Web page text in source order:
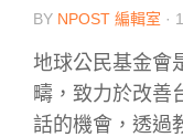
BY NPOST 編輯室 ·
地球公民基金會
疇，致力於改善
話的機會，透過